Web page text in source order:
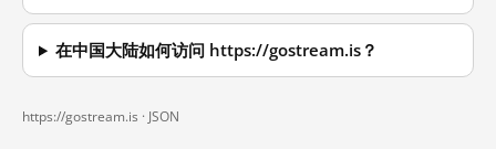
在中国大陆如何访问 https://gostream.is？
https://gostream.is · JSON